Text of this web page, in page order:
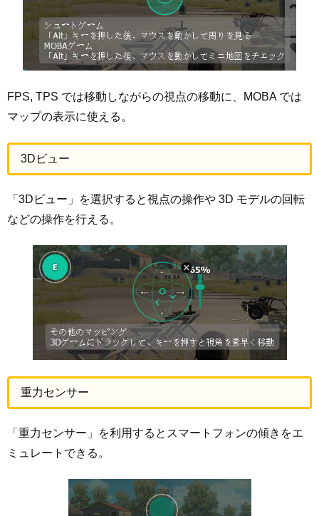
FPS, TPS では移動しながらの視点の移動に、MOBA では
マップの表示に使える。
3Dビュー
「3Dビュー」を選択すると視点の操作や 3D モデルの回転
などの操作を行える。
重力センサー
「重力センサー」を利用するとスマートフォンの傾きをエ
ミュレートできる。